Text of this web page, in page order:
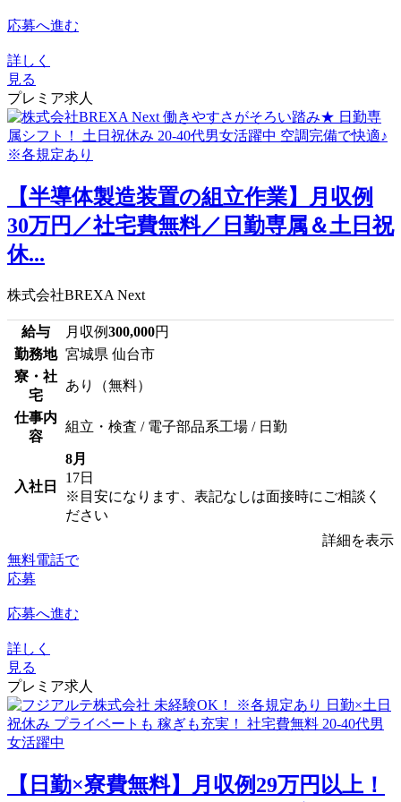
応募へ進む
詳しく
見る
プレミア求人
【半導体製造装置の組立作業】月収例
30万円／社宅費無料／日勤専属＆土日祝
休...
株式会社BREXA Next
給与 月収例300,000円
勤務地 宮城県 仙台市
寮・社
宅
あり（無料）
仕事内
容
組立・検査 / 電子部品系工場 / 日勤
入社日
8月
17日
※目安になります、表記なしは面接時にご相談く
ださい
詳細を表示
無料電話で
応募
応募へ進む
詳しく
見る
プレミア求人
【日勤×寮費無料】月収例29万円以上！